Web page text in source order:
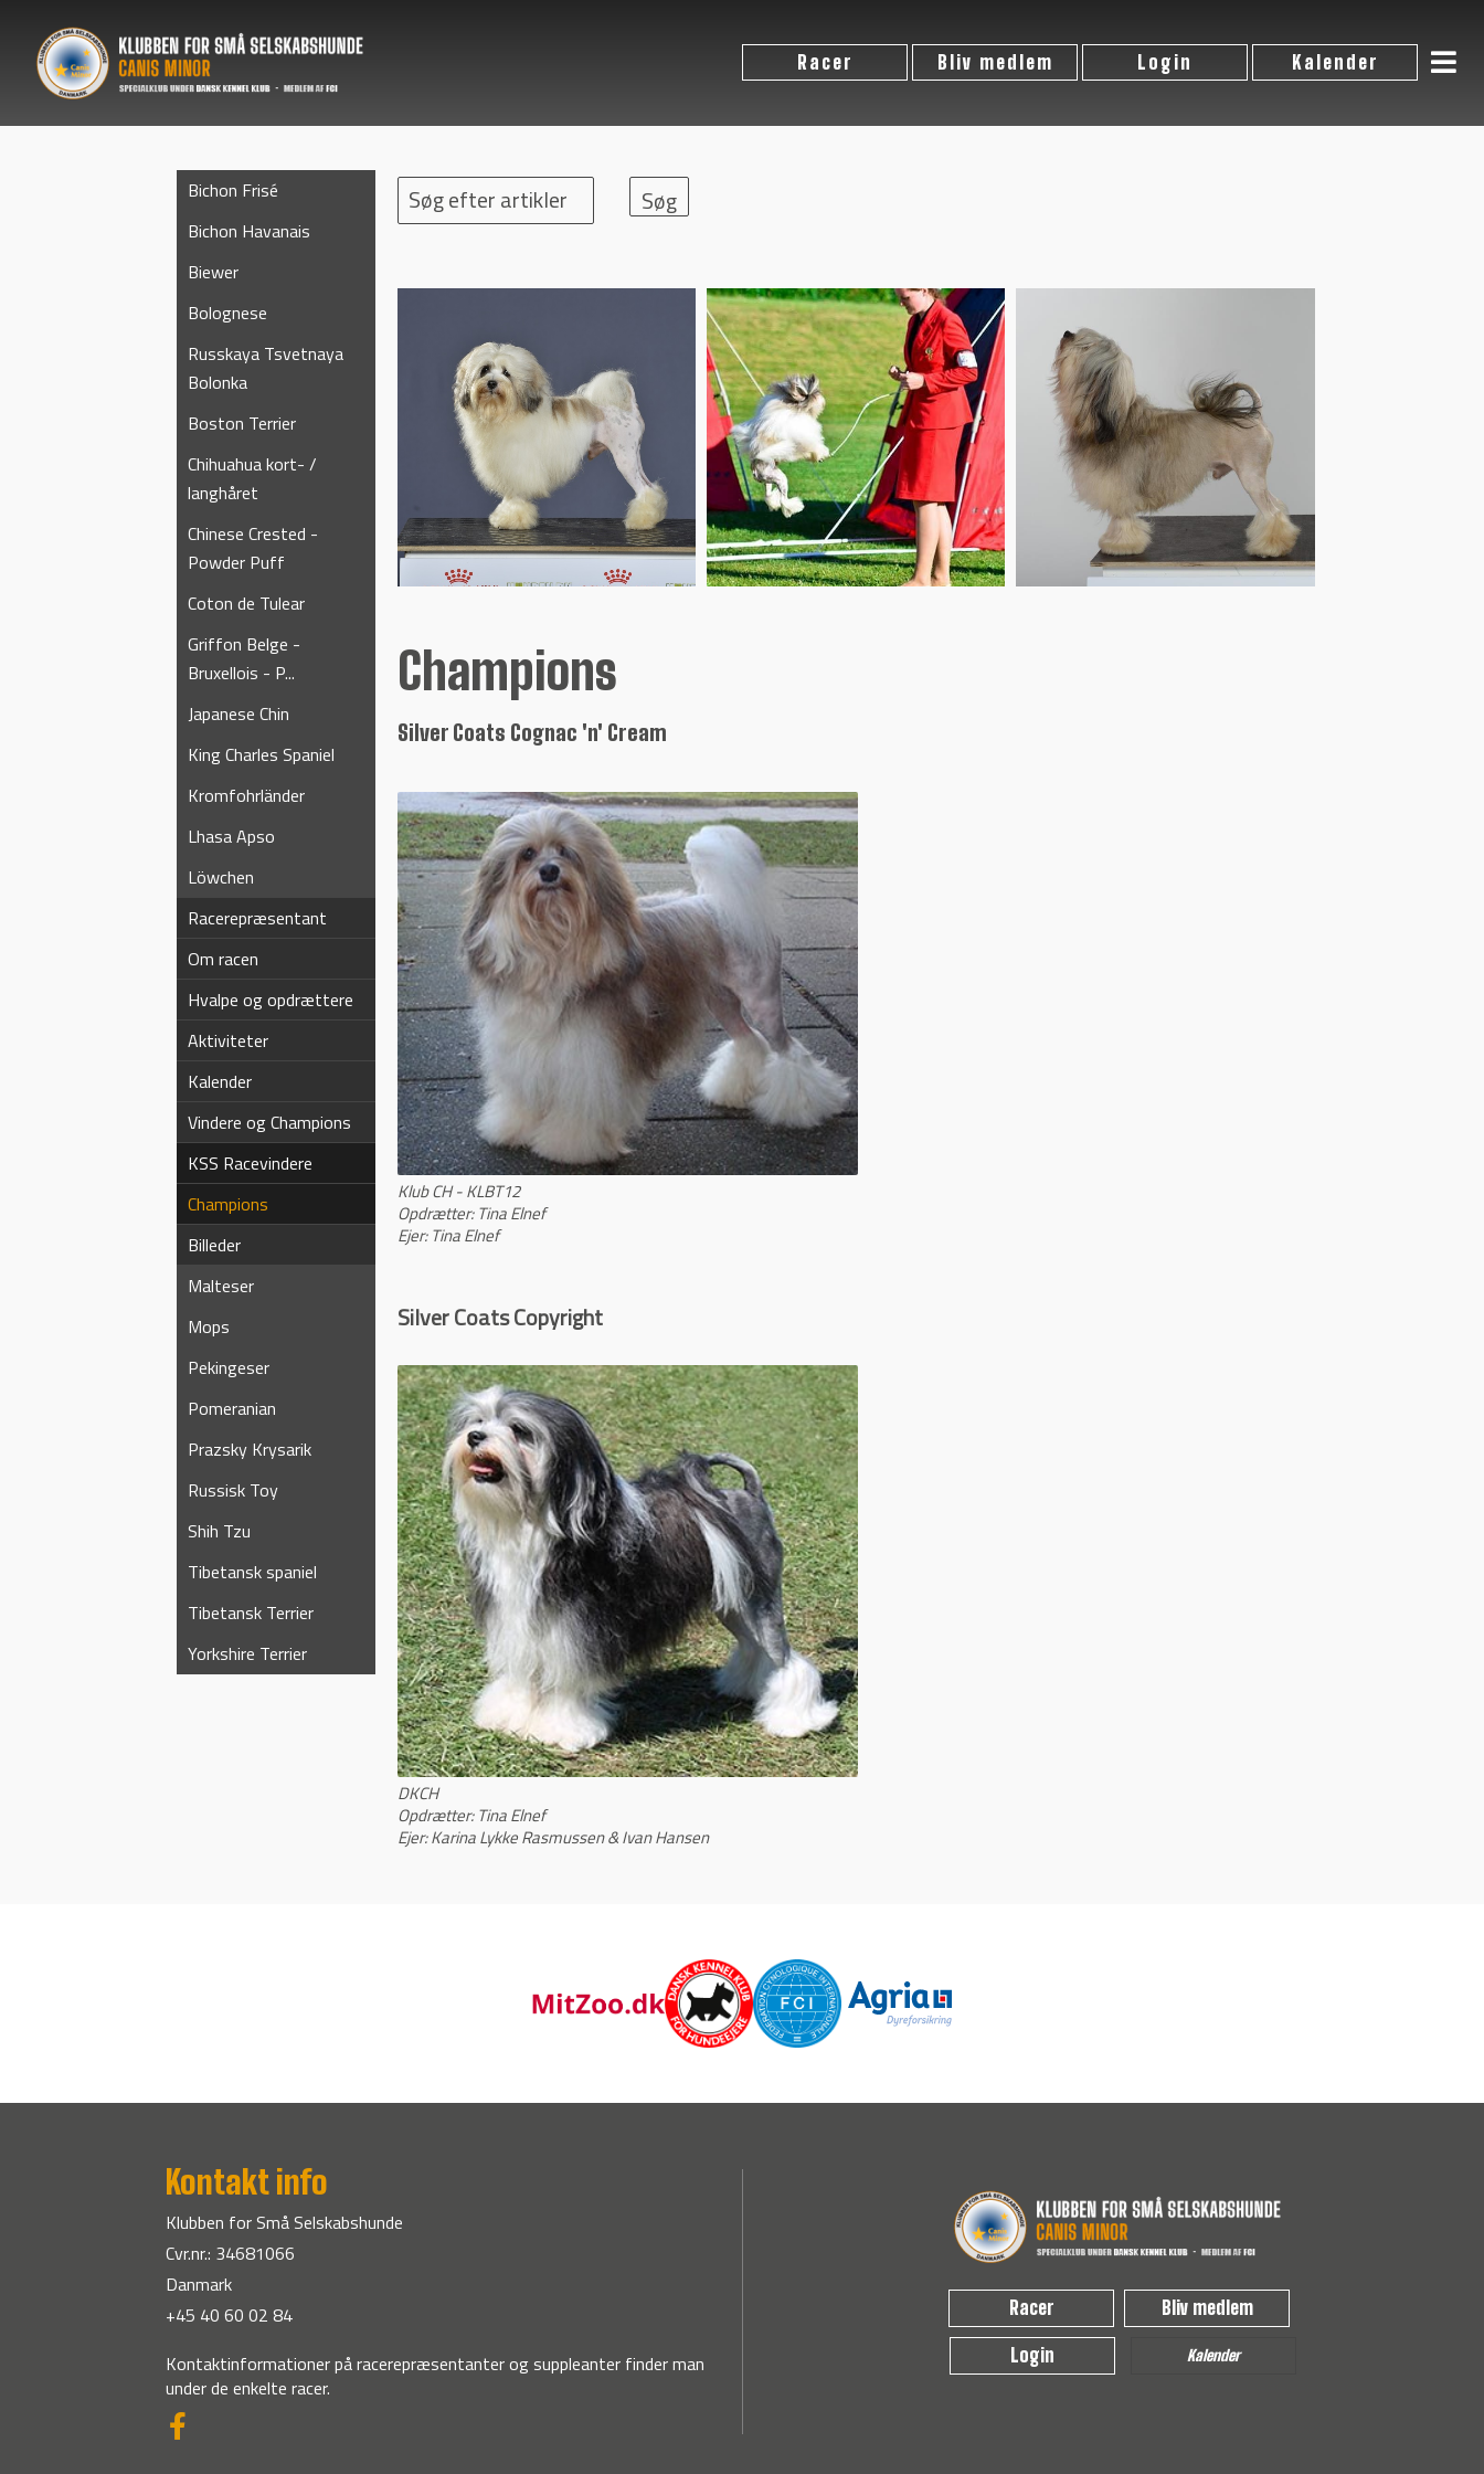
Racer Bliv medlem Login Kalender
Bichon Frisé
Bichon Havanais
Biewer
Bolognese
Russkaya Tsvetnaya
Bolonka
Boston Terrier
Chihuahua kort- /
langhåret
Chinese Crested -
Powder Puff
Coton de Tulear
Griffon Belge -
Bruxellois - P...
Japanese Chin
King Charles Spaniel
Kromfohrländer
Lhasa Apso
Löwchen
Racerepræsentant
Om racen
Hvalpe og opdrættere
Aktiviteter
Kalender
Vindere og Champions
KSS Racevindere
Champions
Billeder
Malteser
Mops
Pekingeser
Pomeranian
Prazsky Krysarik
Russisk Toy
Shih Tzu
Tibetansk spaniel
Tibetansk Terrier
Yorkshire Terrier
Søg efter artikler
Champions
Silver Coats Cognac 'n' Cream
Klub CH - KLBT12
Opdrætter: Tina Elnef
Ejer: Tina Elnef
Silver Coats Copyright
DKCH
Opdrætter: Tina Elnef
Ejer: Karina Lykke Rasmussen & Ivan Hansen
Kontakt info
Klubben for Små Selskabshunde
Cvr.nr.: 34681066
Danmark
+45 40 60 02 84
Kontaktinformationer på racerepræsentanter og suppleanter finder man
under de enkelte racer.
Racer Bliv medlem
Login Kalender